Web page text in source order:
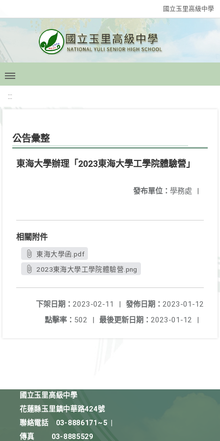
國立玉里高級中學
:::
公告彙整
東海大學辦理「2023東海大學工學院體驗營」
發布單位： 學務處 |
相關附件
東海大學函.pdf
2023東海大學工學院體驗營.png
發佈日期： 2023-01-12
下架日期： 2023-02-11
|
最後更新日期： 2023-01-12 |
點擊率： 502 |
國立玉里高級中學
花蓮縣玉里鎮中華路424號
聯絡電話
03-8886171~5
傳真
03-8885529